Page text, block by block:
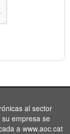
al sector
empresa se
a www.aoc.cat